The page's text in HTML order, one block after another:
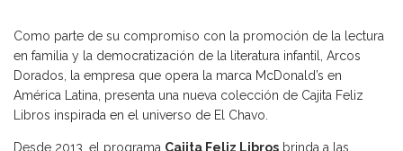
Como parte de su compromiso con la promoción de la lectura
en familia y la democratización de la literatura infantil, Arcos
Dorados, la empresa que opera la marca McDonald’s en
América Latina, presenta una nueva colección de Cajita Feliz
Libros inspirada en el universo de El Chavo.
Desde 2013, el programa Cajita Feliz Libros brinda a las